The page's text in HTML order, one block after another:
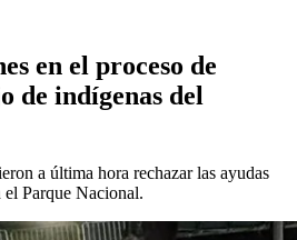
en el proceso de
de indígenas del
a última hora rechazar las ayudas
Parque Nacional.